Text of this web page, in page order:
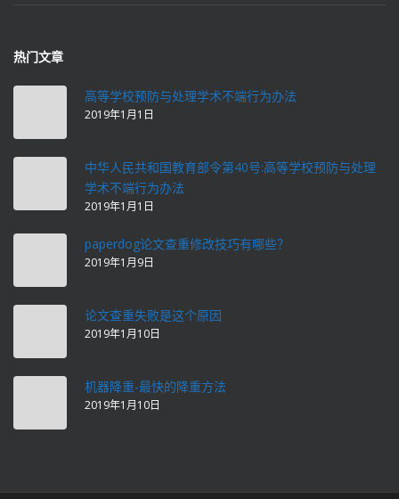
热门文章
高等学校预防与处理学术不端行为办法
2019年1月1日
中华人民共和国教育部令第40号:高等学校预防与处理
学术不端行为办法
2019年1月1日
paperdog论文查重修改技巧有哪些？
2019年1月9日
论文查重失败是这个原因
2019年1月10日
机器降重-最快的降重方法
2019年1月10日